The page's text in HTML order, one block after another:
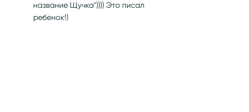
название Щучка")))) Это писал
ребенок!)